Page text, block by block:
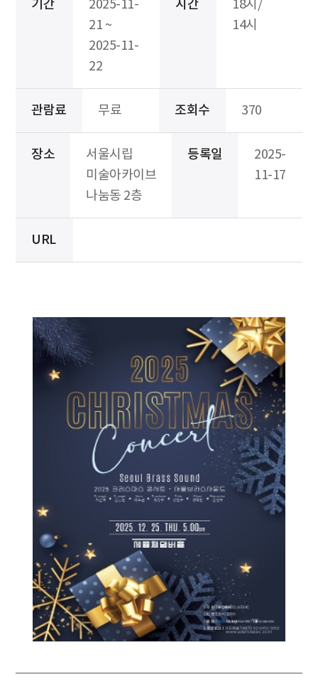
기간
2025-11-
21 ~
2025-11-
22
시간
18시/
14시
관람료 무료 조회수 370
장소
서울시립
미술아카이브
나눔동 2층
등록일
2025-
11-17
URL